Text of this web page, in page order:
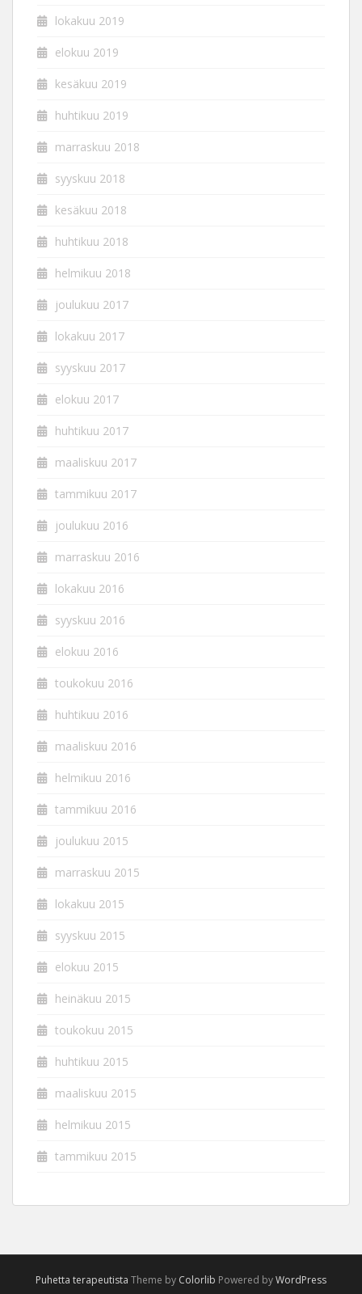
lokakuu 2019
elokuu 2019
kesäkuu 2019
huhtikuu 2019
marraskuu 2018
syyskuu 2018
kesäkuu 2018
huhtikuu 2018
helmikuu 2018
joulukuu 2017
lokakuu 2017
syyskuu 2017
elokuu 2017
huhtikuu 2017
maaliskuu 2017
tammikuu 2017
joulukuu 2016
marraskuu 2016
lokakuu 2016
syyskuu 2016
elokuu 2016
toukokuu 2016
huhtikuu 2016
maaliskuu 2016
helmikuu 2016
tammikuu 2016
joulukuu 2015
marraskuu 2015
lokakuu 2015
syyskuu 2015
elokuu 2015
heinäkuu 2015
toukokuu 2015
huhtikuu 2015
maaliskuu 2015
helmikuu 2015
tammikuu 2015
Puhetta terapeutista Theme by Colorlib Powered byWordPress